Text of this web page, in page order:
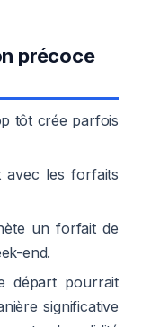
précoce
tôt crée parfois
avec les forfaits
un forfait de
end.
départ pourrait
significative